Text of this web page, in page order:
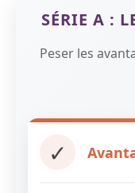
SÉRIE A :
Peser les
✓